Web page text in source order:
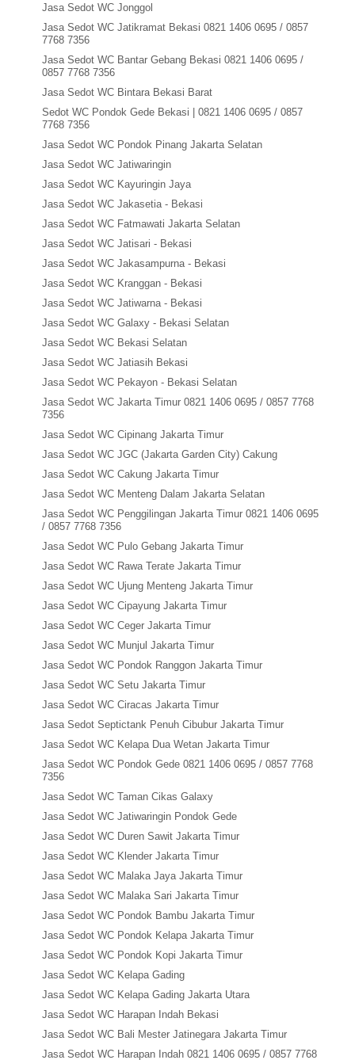
Jasa Sedot WC Jonggol
Jasa Sedot WC Jatikramat Bekasi 0821 1406 0695 / 0857
7768 7356
Jasa Sedot WC Bantar Gebang Bekasi 0821 1406 0695 /
0857 7768 7356
Jasa Sedot WC Bintara Bekasi Barat
Sedot WC Pondok Gede Bekasi | 0821 1406 0695 / 0857
7768 7356
Jasa Sedot WC Pondok Pinang Jakarta Selatan
Jasa Sedot WC Jatiwaringin
Jasa Sedot WC Kayuringin Jaya
Jasa Sedot WC Jakasetia - Bekasi
Jasa Sedot WC Fatmawati Jakarta Selatan
Jasa Sedot WC Jatisari - Bekasi
Jasa Sedot WC Jakasampurna - Bekasi
Jasa Sedot WC Kranggan - Bekasi
Jasa Sedot WC Jatiwarna - Bekasi
Jasa Sedot WC Galaxy - Bekasi Selatan
Jasa Sedot WC Bekasi Selatan
Jasa Sedot WC Jatiasih Bekasi
Jasa Sedot WC Pekayon - Bekasi Selatan
Jasa Sedot WC Jakarta Timur 0821 1406 0695 / 0857 7768
7356
Jasa Sedot WC Cipinang Jakarta Timur
Jasa Sedot WC JGC (Jakarta Garden City) Cakung
Jasa Sedot WC Cakung Jakarta Timur
Jasa Sedot WC Menteng Dalam Jakarta Selatan
Jasa Sedot WC Penggilingan Jakarta Timur 0821 1406 0695
/ 0857 7768 7356
Jasa Sedot WC Pulo Gebang Jakarta Timur
Jasa Sedot WC Rawa Terate Jakarta Timur
Jasa Sedot WC Ujung Menteng Jakarta Timur
Jasa Sedot WC Cipayung Jakarta Timur
Jasa Sedot WC Ceger Jakarta Timur
Jasa Sedot WC Munjul Jakarta Timur
Jasa Sedot WC Pondok Ranggon Jakarta Timur
Jasa Sedot WC Setu Jakarta Timur
Jasa Sedot WC Ciracas Jakarta Timur
Jasa Sedot Septictank Penuh Cibubur Jakarta Timur
Jasa Sedot WC Kelapa Dua Wetan Jakarta Timur
Jasa Sedot WC Pondok Gede 0821 1406 0695 / 0857 7768
7356
Jasa Sedot WC Taman Cikas Galaxy
Jasa Sedot WC Jatiwaringin Pondok Gede
Jasa Sedot WC Duren Sawit Jakarta Timur
Jasa Sedot WC Klender Jakarta Timur
Jasa Sedot WC Malaka Jaya Jakarta Timur
Jasa Sedot WC Malaka Sari Jakarta Timur
Jasa Sedot WC Pondok Bambu Jakarta Timur
Jasa Sedot WC Pondok Kelapa Jakarta Timur
Jasa Sedot WC Pondok Kopi Jakarta Timur
Jasa Sedot WC Kelapa Gading
Jasa Sedot WC Kelapa Gading Jakarta Utara
Jasa Sedot WC Harapan Indah Bekasi
Jasa Sedot WC Bali Mester Jatinegara Jakarta Timur
Jasa Sedot WC Harapan Indah 0821 1406 0695 / 0857 7768